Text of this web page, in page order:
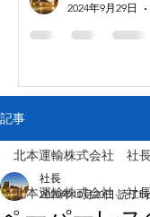
2024年9月29日
記事
北本運輸株式会社 社
北本運輸株式会社 社
社長
2020年10月20日 読了